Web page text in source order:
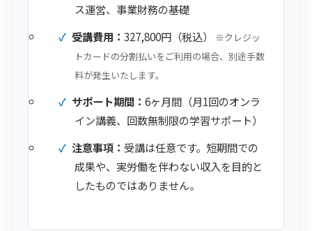
ス運営、事業財務の基礎
受講費用：327,800円（税込）
※クレジッ
トカードの分割払いをご利用の場合、別途手数
料が発生いたします。
サポート期間：6ヶ月間（月1回のオンラ
イン講義、回数無制限の学習サポート）
注意事項： 受講は任意です。短期間での
成果や、実労働を伴わない収入を目的と
したものではありません。